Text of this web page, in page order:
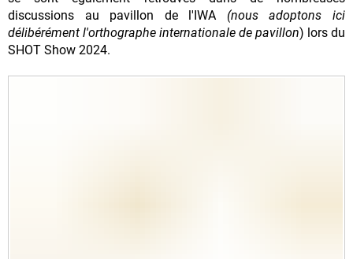
discussions au pavillon de l'IWA (nous adoptons ici
délibérément l'orthographe internationale de pavillon) lors du
SHOT Show 2024.